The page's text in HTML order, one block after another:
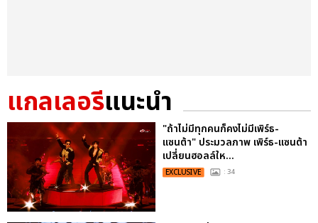
แกลเลอรีแนะนำ
"ถ้าไม่มีทุกคนก็คงไม่มีเพิร์ธ-
แซนต้า" ประมวลภาพ เพิร์ธ-แซนต้า
เปลี่ยนฮอลล์ให...
EXCLUSIVE : 34